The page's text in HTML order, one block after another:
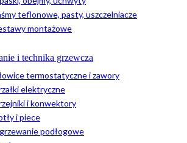
teflonowe, pasty, uszczelniacze
montażowe
i technika grzewcza
termostatyczne i zawory
elektryczne
i konwektory
i piece
podłogowe